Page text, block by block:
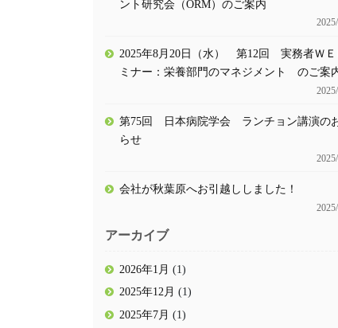
ント研究会（ORM）のご案内
2025年8月20日（水） 第12回 実務者ＷＥ
ミナー：栄養部門のマネジメント のご案
第75回 日本病院学会 ランチョン講演の
らせ
会社が秋葉原へお引越ししました！
アーカイブ
2026年1月 (1)
2025年12月 (1)
2025年7月 (1)